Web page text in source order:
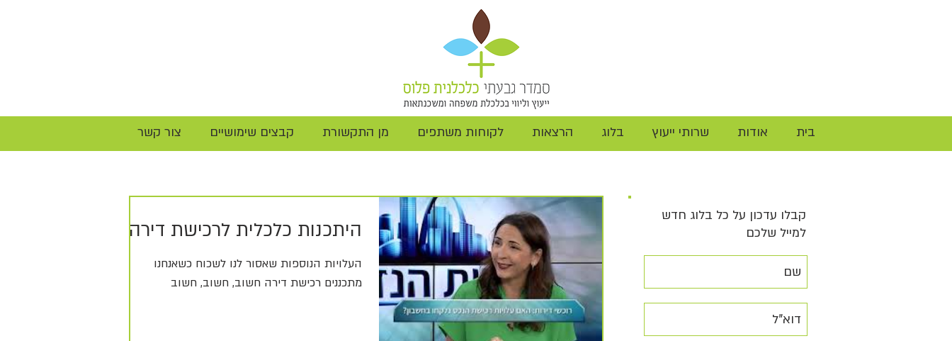
בית אודות שרותי ייעוץ בלוג הרצאות לקוחות משתפים מן התקשורת קבצים שימושיים צור קשר
היתכנות כלכלית לרכישת דירה
העלויות הנוספות שאסור לנו לשכוח כשאנחנו
מתכננים רכישת דירה חשוב, חשוב, חשוב
קבלו עדכון על כל בלוג חדש
למייל שלכם